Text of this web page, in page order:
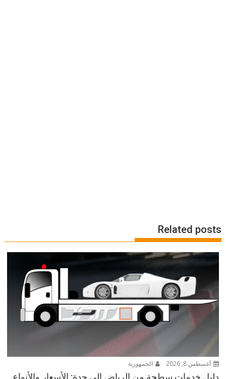
Related posts
أغسطس 8, 2026 الجمهورية
دليل خدمات سطحة من الرياض إلى جدة: الأسعار والأنواع